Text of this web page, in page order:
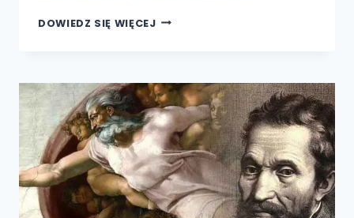
DOWIEDZ SIĘ WIĘCEJOSZAŁAMIAJĄCE
W
PAŁACU
PITTI
WE
FLORENCJI